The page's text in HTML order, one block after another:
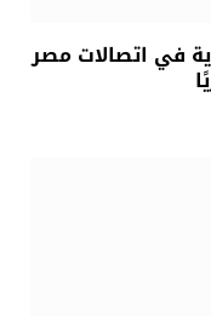
في اتصالات مصر